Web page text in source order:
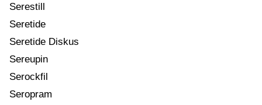
Serestill
Seretide
Seretide Diskus
Sereupin
Serockfil
Seropram